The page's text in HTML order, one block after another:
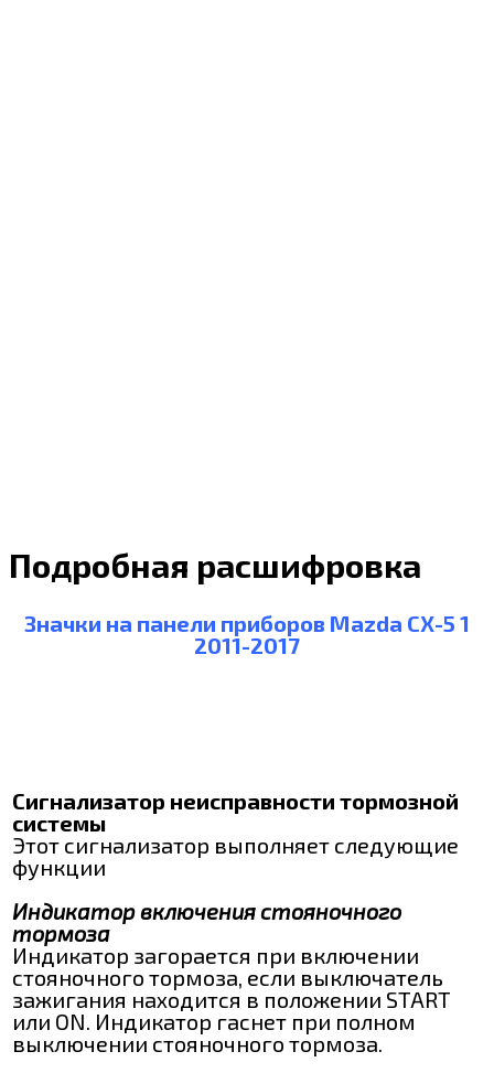
Подробная расшифровка
Значки на панели приборов Mazda CX-5 1
2011-2017
Сигнализатор неисправности тормозной
системы
Этот сигнализатор выполняет следующие
функции
Индикатор включения стояночного
тормоза
Индикатор загорается при включении
стояночного тормоза, если выключатель
зажигания находится в положении START
или ON. Индикатор гаснет при полном
выключении стояночного тормоза.